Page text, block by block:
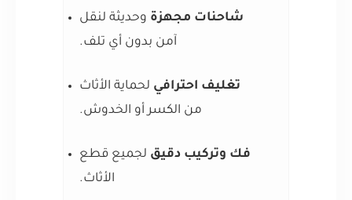
شاحنات مجهزة وحديثة لنقل
آمن بدون أي تلف.
تغليف احترافي لحماية الأثاث
من الكسر أو الخدوش.
فك وتركيب دقيق لجميع قطع
الأثاث.